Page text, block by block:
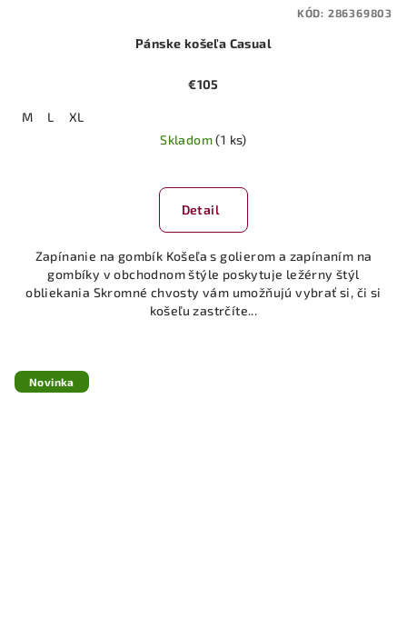
Pánske košeľa Casual
€105
M L
XL
Skladom(1 ks)
Detail
Zapínanie na gombík Košeľa s golierom a zapínaním na
gombíky v obchodnom štýle poskytuje ležérny štýl
obliekania Skromné chvosty vám umožňujú vybrať si, či si
košeľu zastrčíte...
KÓD: 286369803
Novinka